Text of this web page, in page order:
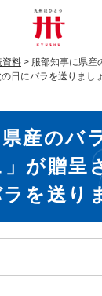
資料 > 服部知事に県産
日にバラを送りまし
産のバ
」が贈呈
を送り